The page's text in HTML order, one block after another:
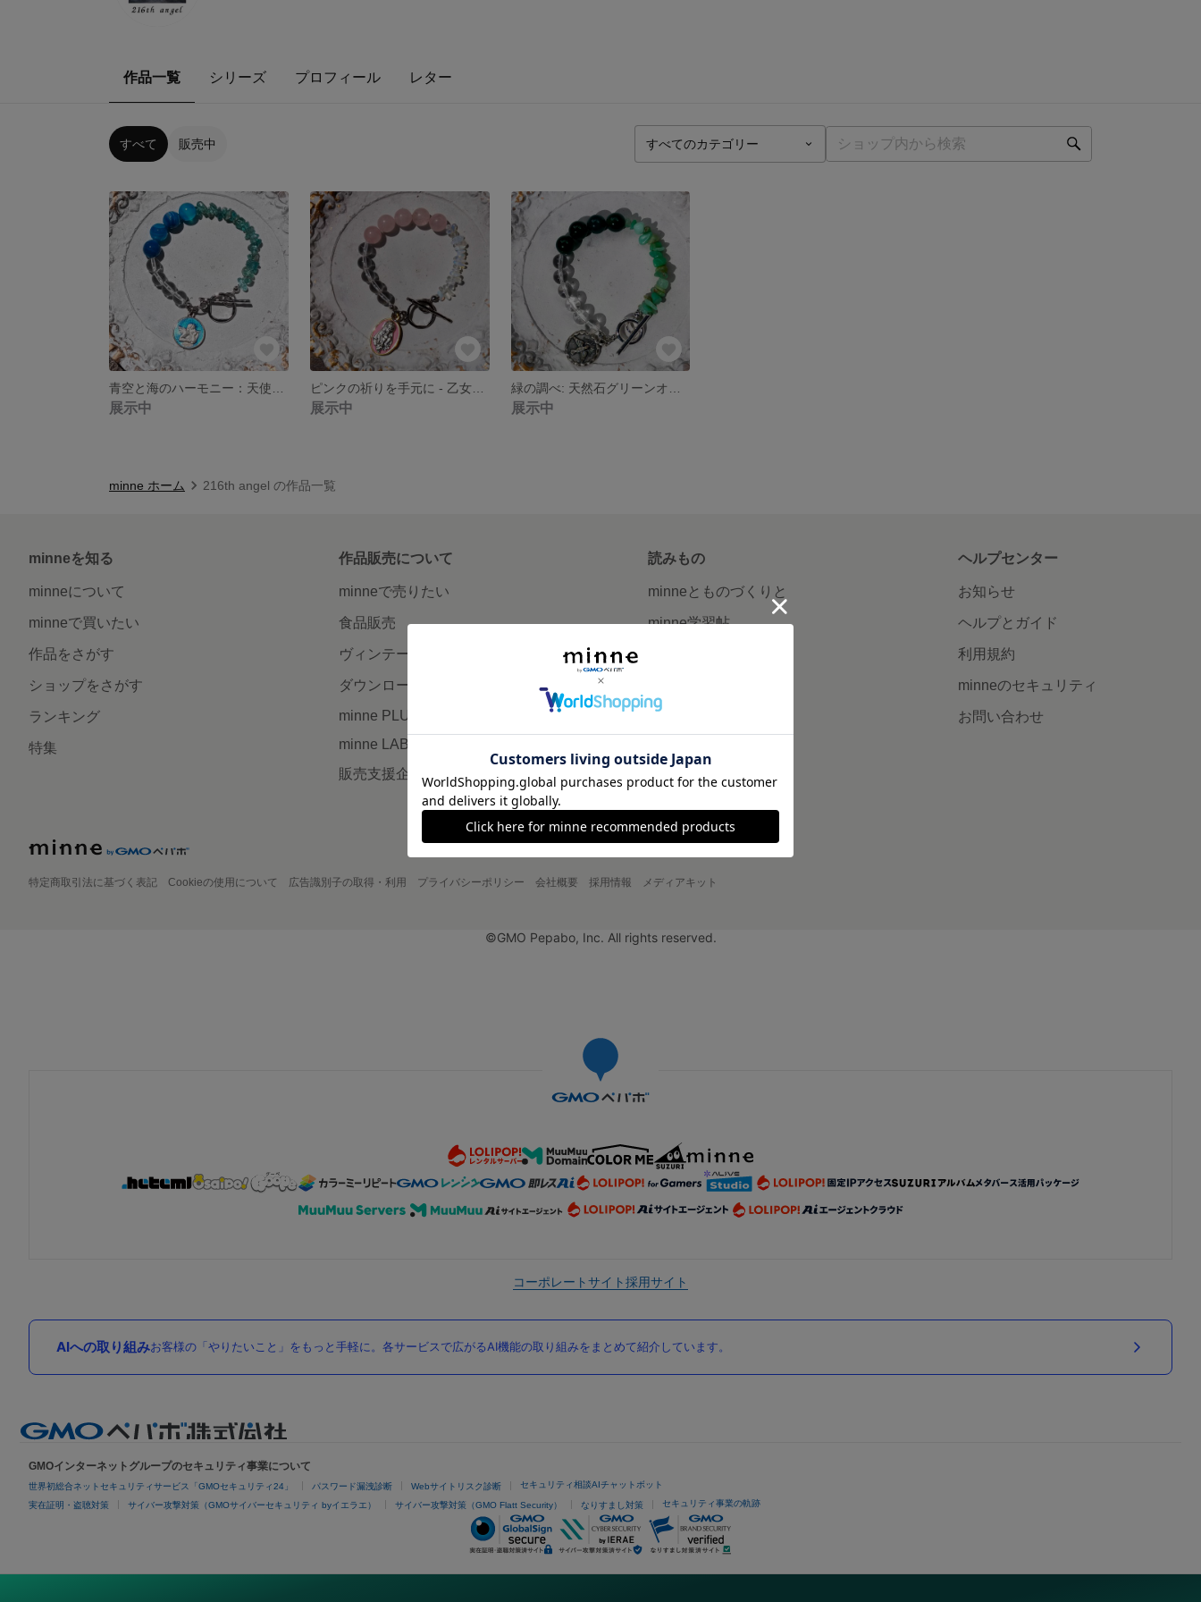
作品一覧 シリーズ プロフィール レター
すべて 販売中
展示中
ピンクの祈りを手元に - 乙女のメダイが輝くローズクオーツブレスレット
展示中 展示中
minne ホーム 216th angel の作品一覧
minneを知る
minneについて
minneで買いたい
作品をさがす
ショップをさがす
ランキング
特集
作品販売について
minneで売りたい
食品販売
ヴィンテージ販売
ダウンロード販売
minne PLUS
minne LAB
販売支援企画・イベント
読みもの
minneとものづくりと
minne学習帖
広告出稿について
ヘルプセンター
お知らせ
ヘルプとガイド
利用規約
minneのセキュリティ
お問い合わせ
特定商取引法に基づく表記 Cookieの使用について 広告識別子の取得・利用 プライバシーポリシー 会社概要 採用情報 メディアキット
©GMO Pepabo, Inc. All rights reserved.
コーポレートサイト採用サイト
AIへの取り組みお客様の「やりたいこと」をもっと手軽に。各サービスで広がるAI機能の取り組みをまとめて紹介しています。
GMOインターネットグループのセキュリティ事業について
世界初総合ネットセキュリティサービス「GMOセキュリティ24」 パスワード漏洩診断 Webサイトリスク診断 セキュリティ相談AIチャットボット
実在証明・盗聴対策 サイバー攻撃対策（GMOサイバーセキュリティ byイエラエ） サイバー攻撃対策（GMO Flatt Security） なりすまし対策 セキュリティ事業の軌跡